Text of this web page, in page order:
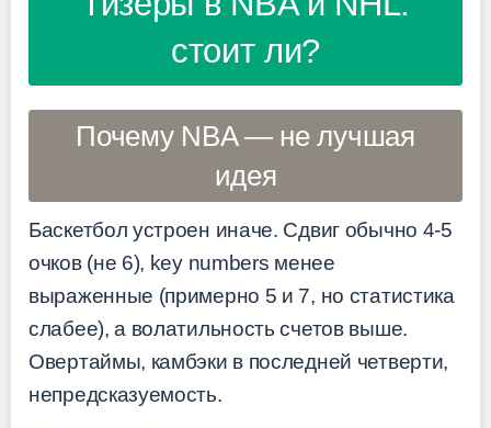
стоит ли?
Почему NBA — не лучшая
идея
Баскетбол устроен иначе. Сдвиг обычно 4-5
очков (не 6), key numbers менее
выраженные (примерно 5 и 7, но статистика
слабее), а волатильность счетов выше.
Овертаймы, камбэки в последней четверти,
непредсказуемость.